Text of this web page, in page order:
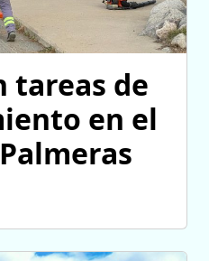
tareas de
en el